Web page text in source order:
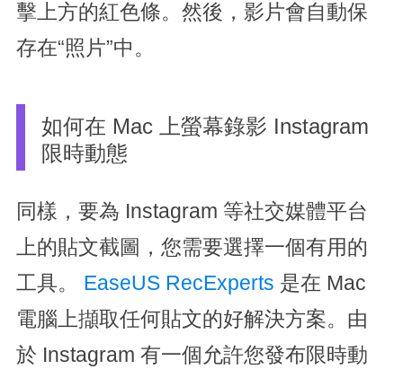
擊上方的紅色條。然後，影片會自動保
存在“照片”中。
如何在 Mac 上螢幕錄影 Instagram
限時動態
同樣，要為 Instagram 等社交媒體平台
上的貼文截圖，您需要選擇一個有用的
工具。 EaseUS RecExperts 是在 Mac
電腦上擷取任何貼文的好解決方案。由
於 Instagram 有一個允許您發布限時動